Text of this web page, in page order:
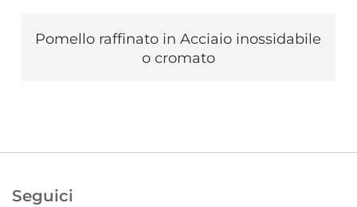
Pomello raffinato in Acciaio inossidabile
o cromato
Seguici